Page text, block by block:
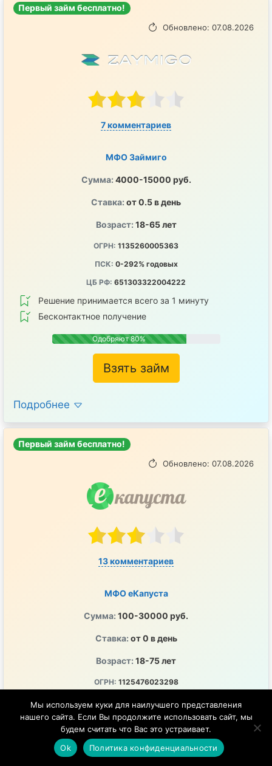
Первый займ бесплатно!
Обновлено: 07.08.2026
7 комментариев
МФО Займиго
Сумма: 4000-15000 руб.
Ставка: от 0.5 в день
Возраст: 18-65 лет
ОГРН: 1135260005363
ПСК: 0-292% годовых
ЦБ РФ: 651303322004222
Решение принимается всего за 1 минуту
Бесконтактное получение
Одобряют 80%
Взять займ
Подробнее
Первый займ бесплатно!
Обновлено: 07.08.2026
13 комментариев
МФО еКапуста
Сумма: 100-30000 руб.
Ставка: от 0 в день
Возраст: 18-75 лет
ОГРН: 1125476023298
ЦБ РФ:2120754001243
Перечисление денег на любой удобный счет
Удобно, быстро и в любое время
Мы используем куки для наилучшего представления
нашего сайта. Если Вы продолжите использовать сайт, мы
будем считать что Вас это устраивает.
Ok
Политика конфиденциальности